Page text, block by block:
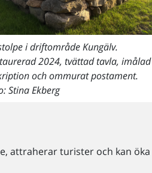
i driftområde Kungälv.
2024, tvättad tavla, imålad
och ommurat postament.
Stina Ekberg
attraherar turister och kan öka